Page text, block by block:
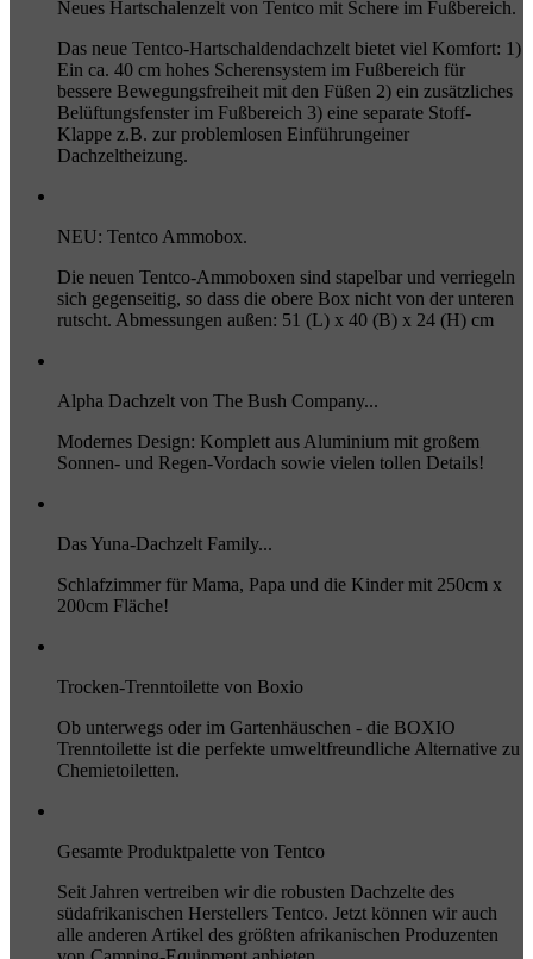
Neues Hartschalenzelt von Tentco mit Schere im Fußbereich.
Das neue Tentco-Hartschaldendachzelt bietet viel Komfort: 1)
Ein ca. 40 cm hohes Scherensystem im Fußbereich für
bessere Bewegungsfreiheit mit den Füßen 2) ein zusätzliches
Belüftungsfenster im Fußbereich 3) eine separate Stoff-
Klappe z.B. zur problemlosen Einführungeiner
Dachzeltheizung.
NEU: Tentco Ammobox.
Die neuen Tentco-Ammoboxen sind stapelbar und verriegeln
sich gegenseitig, so dass die obere Box nicht von der unteren
rutscht. Abmessungen außen: 51 (L) x 40 (B) x 24 (H) cm
Alpha Dachzelt von The Bush Company...
Modernes Design: Komplett aus Aluminium mit großem
Sonnen- und Regen-Vordach sowie vielen tollen Details!
Das Yuna-Dachzelt Family...
Schlafzimmer für Mama, Papa und die Kinder mit 250cm x
200cm Fläche!
Trocken-Trenntoilette von Boxio
Ob unterwegs oder im Gartenhäuschen - die BOXIO
Trenntoilette ist die perfekte umweltfreundliche Alternative zu
Chemietoiletten.
Gesamte Produktpalette von Tentco
Seit Jahren vertreiben wir die robusten Dachzelte des
südafrikanischen Herstellers Tentco. Jetzt können wir auch
alle anderen Artikel des größten afrikanischen Produzenten